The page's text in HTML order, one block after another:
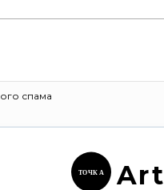
спама
ТОЧК А Art